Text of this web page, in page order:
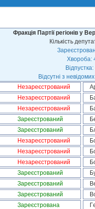
Фракція Партії регіонів у
Кількість
Хвороба:
Відпустка:
Відсутні з
Незареєстрований
Незареєстрований
Незареєстрований
Зареєстрований
Зареєстрований
Незареєстрований
Незареєстрований
Незареєстрований
Зареєстрований
Зареєстрований
Зареєстрований
Зареєстрована